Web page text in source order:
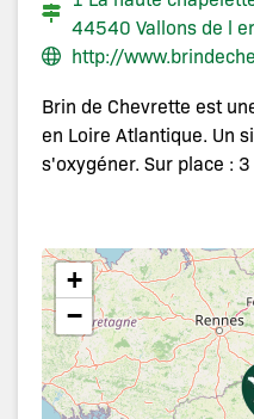
44540 Vallons de l
http://
Brin de Chevrette est
en Loire Atlantique. Un
s'oxygéner. Sur place :
+
−